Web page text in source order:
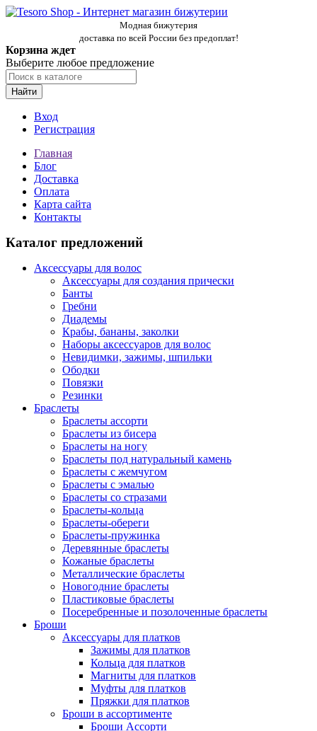
Модная бижутерия
доставка по всей России без предоплат!
Корзина ждет
Выберите любое предложение
Найти
Вход
Регистрация
Главная
Блог
Доставка
Оплата
Карта сайта
Контакты
Каталог предложений
Аксессуары для волос
Аксессуары для создания прически
Банты
Гребни
Диадемы
Крабы, бананы, заколки
Наборы аксессуаров для волос
Невидимки, зажимы, шпильки
Ободки
Повязки
Резинки
Браслеты
Браслеты ассорти
Браслеты из бисера
Браслеты на ногу
Браслеты под натуральный камень
Браслеты с жемчугом
Браслеты с эмалью
Браслеты со стразами
Браслеты-кольца
Браслеты-обереги
Браслеты-пружинка
Деревянные браслеты
Кожаные браслеты
Металлические браслеты
Новогодние браслеты
Пластиковые браслеты
Посеребренные и позолоченные браслеты
Броши
Аксессуары для платков
Зажимы для платков
Кольца для платков
Магниты для платков
Муфты для платков
Пряжки для платков
Броши в ассортименте
Броши Ассорти